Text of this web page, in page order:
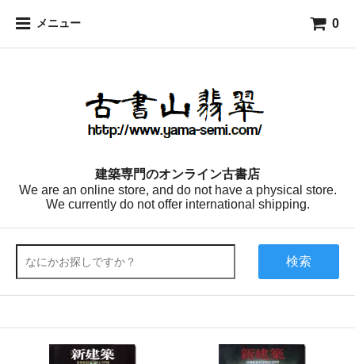
メニュー 0
建築専門のオンライン古書店
We are an online store, and do not have a physical store.
We currently do not offer international shipping.
検索